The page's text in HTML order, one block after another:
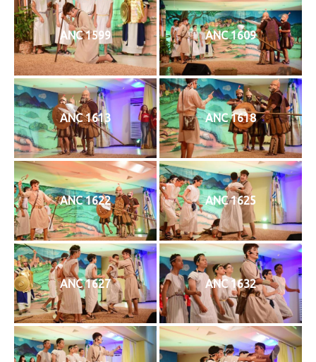
ANC 1599 ANC 1609
ANC 1613 ANC 1618
ANC 1622 ANC 1625
ANC 1627 ANC 1632